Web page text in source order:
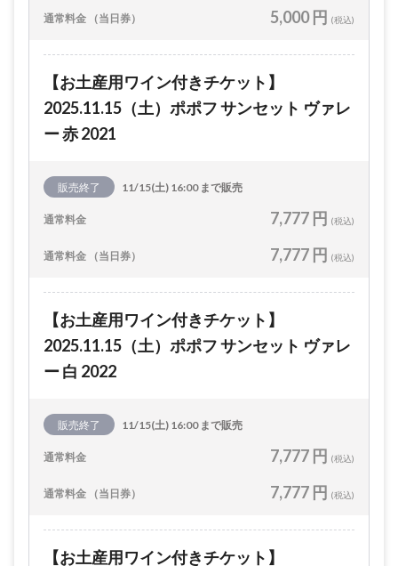
通常料金 （当日券） 5,000 円 (税込)
【お土産用ワイン付きチケット】
2025.11.15（土）ポポフ サンセット ヴァレ
ー 赤 2021
販売終了 11/15(土) 16:00 まで販売
通常料金 7,777 円 (税込)
通常料金 （当日券） 7,777 円 (税込)
【お土産用ワイン付きチケット】
2025.11.15（土）ポポフ サンセット ヴァレ
ー 白 2022
販売終了 11/15(土) 16:00 まで販売
通常料金 7,777 円 (税込)
通常料金 （当日券） 7,777 円 (税込)
【お土産用ワイン付きチケット】